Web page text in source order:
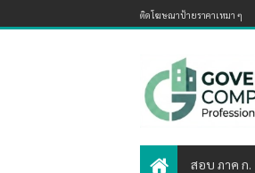
ติดโฆษณาป้ายราคาเหมา ๆ
สอบ ภาค ก.